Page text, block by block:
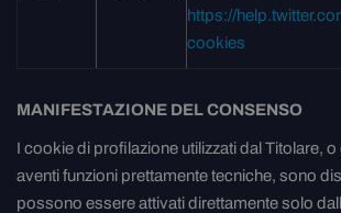
https://
cookies
MANIFESTAZIONE DEL CONSENSO
I cookie di profilazione utilizzati dal Titolare,
aventi funzioni prettamente tecniche, sono
possono essere attivati direttamente solo